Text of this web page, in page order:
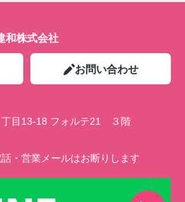
和株式会社
お問い合わせ
丁目13-18 フォルテ21 ３階
・営業メールはお断りします